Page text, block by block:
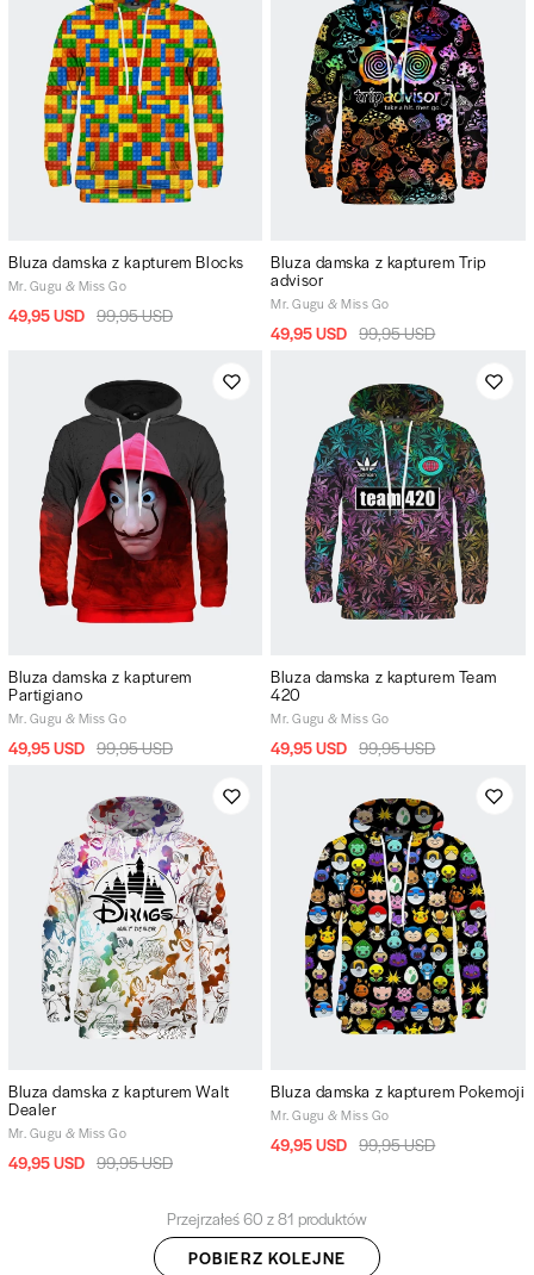
Bluza damska z kapturem Blocks
Mr. Gugu & Miss Go
49,95 USD 99,95 USD
Bluza damska z kapturem Trip
advisor
Mr. Gugu & Miss Go
49,95 USD 99,95 USD
Bluza damska z kapturem
Partigiano
Mr. Gugu & Miss Go
49,95 USD 99,95 USD
Bluza damska z kapturem Team
420
Mr. Gugu & Miss Go
49,95 USD 99,95 USD
Bluza damska z kapturem Walt
Dealer
Mr. Gugu & Miss Go
49,95 USD 99,95 USD
Bluza damska z kapturem Pokemoji
Mr. Gugu & Miss Go
49,95 USD 99,95 USD
Przejrzałeś 60 z 81 produktów
POBIERZ KOLEJNE